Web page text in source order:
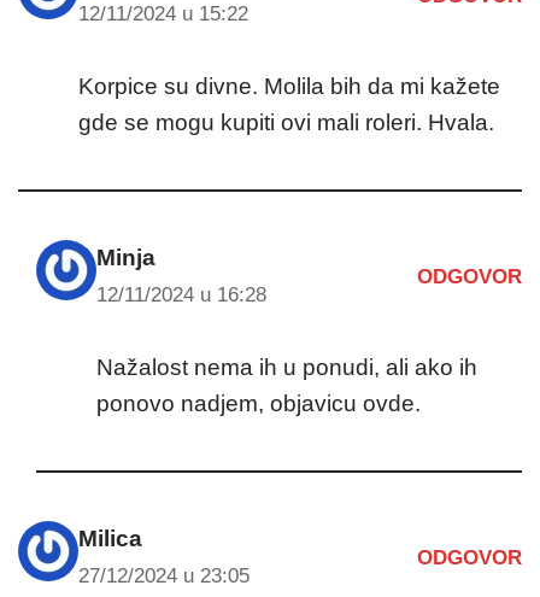
12/11/2024 u 15:22
Korpice su divne. Molila bih da mi kažete
gde se mogu kupiti ovi mali roleri. Hvala.
Minja
12/11/2024 u 16:28
ODGOVOR
Nažalost nema ih u ponudi, ali ako ih
ponovo nadjem, objavicu ovde.
Milica
27/12/2024 u 23:05
ODGOVOR